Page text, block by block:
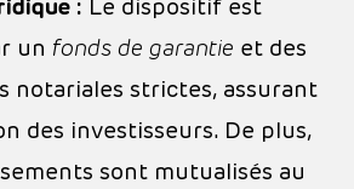
: Le dispositif est
un fonds de garantie et des
notariales strictes, assurant
des investisseurs. De plus,
sont mutualisés au